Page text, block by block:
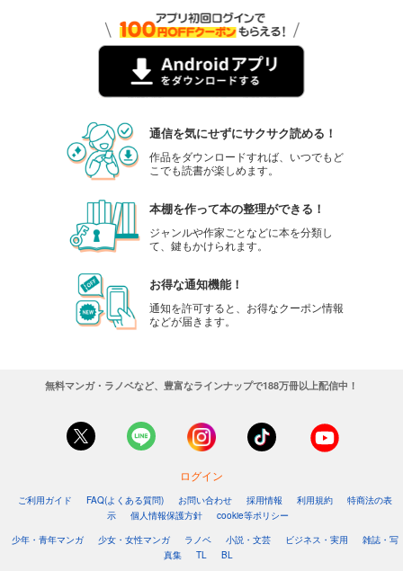
通信を気にせずにサクサク読める！
作品をダウンロードすれば、いつでもど
こでも読書が楽しめます。
本棚を作って本の整理ができる！
ジャンルや作家ごとなどに本を分類し
て、鍵もかけられます。
お得な通知機能！
通知を許可すると、お得なクーポン情報
などが届きます。
無料マンガ・ラノベなど、豊富なラインナップで188万冊以上配信中！
ログイン
ご利用ガイド FAQ(よくある質問) お問い合わせ 採用情報 利用規約
特商法の表
示
個人情報保護方針
cookie等ポリシー
少年・青年マンガ
少女・女性マンガ ラノベ 小説・文芸 ビジネス・実用
雑誌・写
真集
TL BL